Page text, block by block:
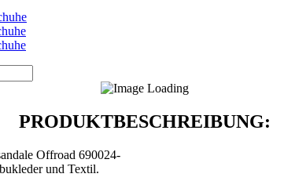
PRODUKTBESCHREIBUNG:
Offroad 690024-
und Textil.